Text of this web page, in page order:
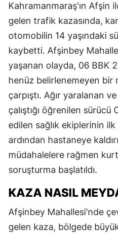
Kahramanmaraş'ın Afşin
gelen trafik kazasında,
otomobilin 14 yaşındaki
kaybetti. Afşinbey
yaşanan olayda, 06 BBK
henüz belirlenemeyen bir
çarpıştı. Ağır yaralanan
çalıştığı öğrenilen
edilen sağlık ekiplerinin
ardından hastaneye
müdahalelere rağmen
soruşturma başlatıldı.
KAZA NASIL
Afşinbey Mahallesi'nde
gelen kaza, bölgede